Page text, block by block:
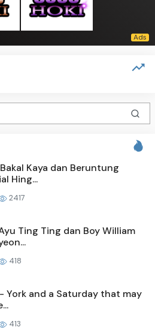
Kaya dan Beruntung
Hing...
2417
Ting Ting dan Boy William
418
York and a Saturday that may
413